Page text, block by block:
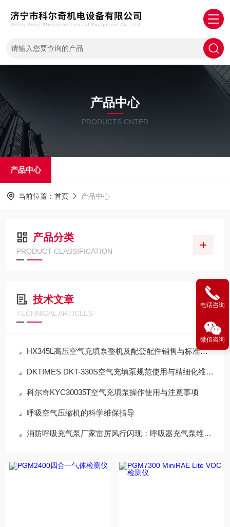
产品中心
PRODUCTS CNTER
产品中心
当前位置： 首页 产品中心
产品分类
PRODUCT CLASSIFICATION
技术文章
TECHNICAL ARTICLES
HX345L高压空气充填泵整机及配套配件销售与标准化应用技术解析
DKTIMES DKT-330S空气充填泵规范使用与精细化维保技术指南
科尔奇KYC30035T空气充填泵操作使用与注意事项
呼吸空气压缩机的科学维保指导
消防呼吸充气泵厂家雷厉风行闪现：呼吸器充气泵维保机构
电话咨询
微信咨询